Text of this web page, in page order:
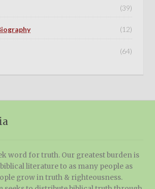
(39)
(12)
(64)
word for truth. Our greatest burden is
literature to as many people as
grow in truth & righteousness.